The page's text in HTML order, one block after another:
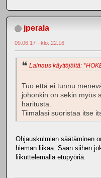
jperala
09.06.17 - klo: 22.16
Lainaus käyttäjältä:
Tuo että ei tunnu
johonkin on sekin myös
haritusta.
Tiimalasi suoristaa itse
Ohjauskulmien säätäminen
hieman liikaa. Saan siihen
liikuttelemalla etupyöriä.